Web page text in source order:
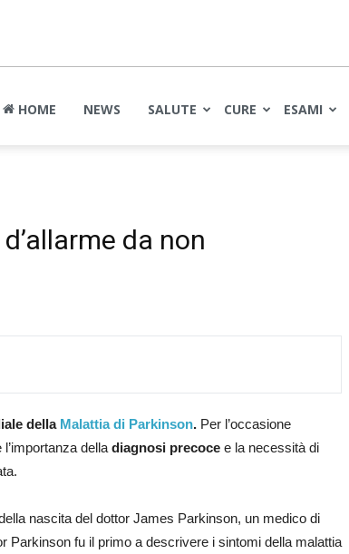
HOME NEWS SALUTE CURE ESAMI
da non
della Malattia di Parkinson. Per l’occasione
l’importanza della diagnosi precoce e la necessità di
nascita del dottor James Parkinson, un medico di
Parkinson fu il primo a descrivere i sintomi della malattia